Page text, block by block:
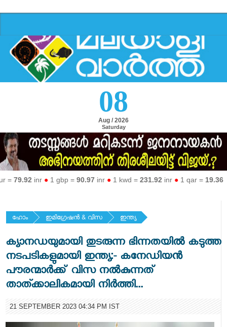
08
Aug / 2026
Saturday
inr● 1 gbp =90.97inr● 1 kwd =231.92inr● 1 qar =19.36inr●
ഹോം ഇമിഗ്രേഷന്‍ & വിസ ഇന്ത്യ
ക്യാനഡയുമായി തുടരുന്ന ഭിന്നതയിൽ കടുത്ത
നടപടികളുമായി ഇന്ത്യ:- കനേഡിയൻ
പൗരന്മാർക്ക് വിസ നൽകുന്നത്
താത്ക്കാലികമായി നിർത്തി...
21 SEPTEMBER 2023 04:34 PM IST